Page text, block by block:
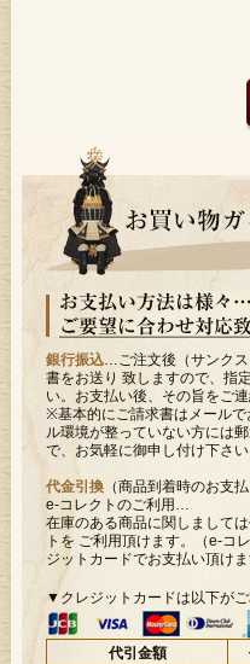
銀行振込…ご注文後（サンク
書をお送り 致しますので、指
い。お支払い後、その旨をご
※基本的にご請求書はメール
ル環境が整っていない方には
で、お気軽に御申し付け下さ
代金引換 （商品到着時のお支
e-コレクトのご利用…
在庫のある商品に関しまして
トを ご利用頂けます。（e-コ
ジットカードでお支払い頂け
▼クレジットカードは以下が
代引金額